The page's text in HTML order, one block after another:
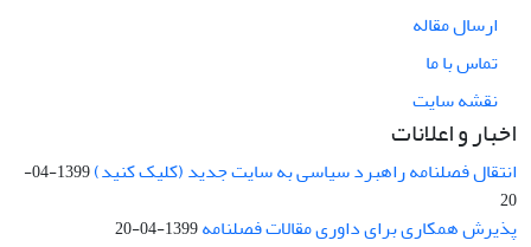
ارسال مقاله
تماس با ما
نقشه سایت
اخبار و اعلانات
انتقال فصلنامه راهبرد سیاسی به سایت جدید (کلیک کنید)
1399-04-
20
پذیرش همکاری برای داوری مقالات فصلنامه1399-04-20